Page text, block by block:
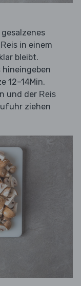
in einem
bleibt.
hineingeben
12–14Min.
und der Reis
ziehen